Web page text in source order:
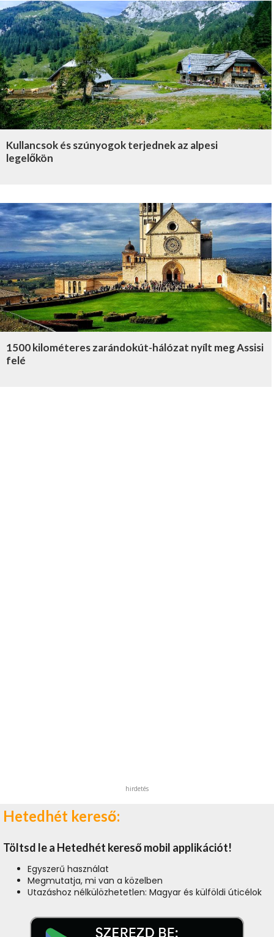
Kullancsok és szúnyogok terjednek az alpesi
legelőkön
1500 kilométeres zarándokút-hálózat nyílt meg Assisi
felé
hirdetés
Hetedhét kereső:
Töltsd le a Hetedhét kereső mobil applikációt!
Egyszerű használat
Megmutatja, mi van a közelben
Utazáshoz nélkülözhetetlen: Magyar és külföldi úticélok